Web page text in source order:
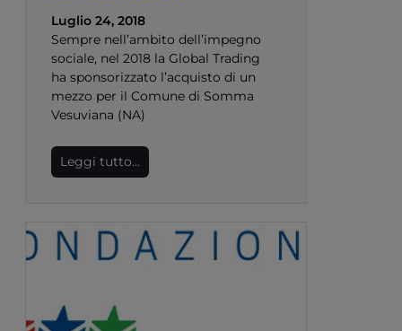
Luglio 24, 2018
Sempre nell’ambito dell’impegno
sociale, nel 2018 la Global Trading
ha sponsorizzato l’acquisto di un
mezzo per il Comune di Somma
Vesuviana (NA)
Leggi tutto…